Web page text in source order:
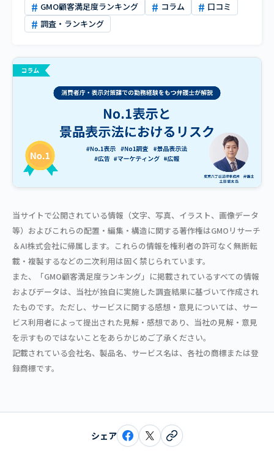
GMO顧客満足度ランキング コラム
口コミ
調査・ランキング
当サイトで公開されている情報（文字、写真、イラスト、画像データ
等）およびこれらの配置・編集・構造に関する著作権はGMOリサーチ
＆AI株式会社に帰属します。これらの情報を権利者の許可なく無断転
載・複製するなどの二次利用は固く禁じられています。
また、「GMO顧客満足度ランキング」に掲載されているすべての情報
およびデータは、当社が独自に実施した調査結果に基づいて作成され
たものです。ただし、サービスに関する感想・意見については、サー
ビス利用者によって提出された見解・感想であり、当社の見解・意見
を示すものではないことをあらかじめご了承ください。
記載されている会社名、製品名、サービス名は、各社の商標または登
録商標です。
シェア